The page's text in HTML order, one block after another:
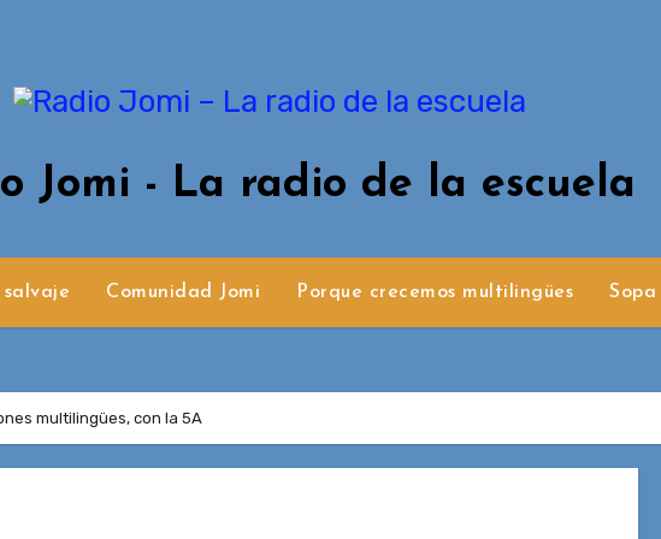
Jomi - La radio de la escuela
salvaje Comunidad Jomi Porque crecemos multilingües
multilingües, con la 5A